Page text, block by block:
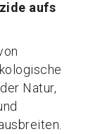
aufs
Natur,